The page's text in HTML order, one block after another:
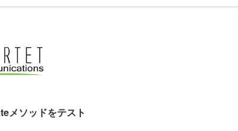
メソッドをテスト